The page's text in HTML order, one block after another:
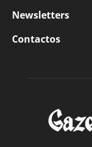
Newsletters
Contactos